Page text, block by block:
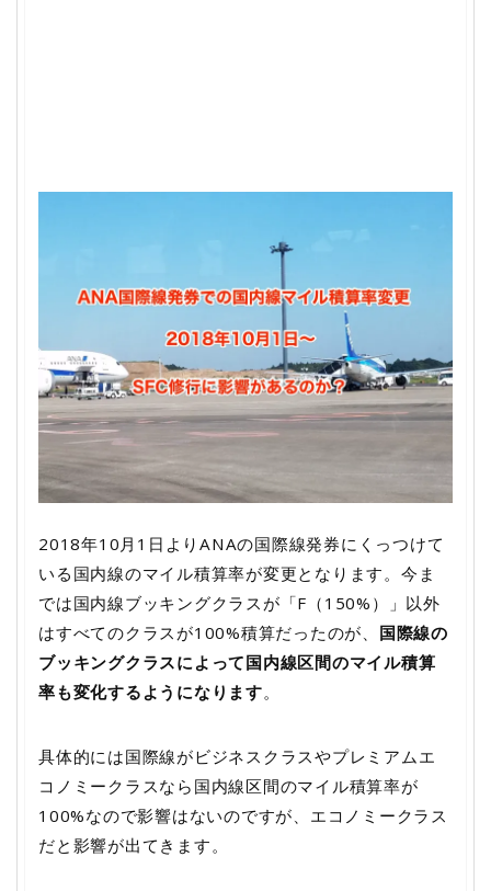
2018年10月1日よりANAの国際線発券にくっつけて
いる国内線のマイル積算率が変更となります。今ま
では国内線ブッキングクラスが「F（150%）」以外
はすべてのクラスが100%積算だったのが、 国際線の
ブッキングクラスによって国内線区間のマイル積算
率も変化するようになります。
具体的には国際線がビジネスクラスやプレミアムエ
コノミークラスなら国内線区間のマイル積算率が
100%なので影響はないのですが、エコノミークラス
だと影響が出てきます。